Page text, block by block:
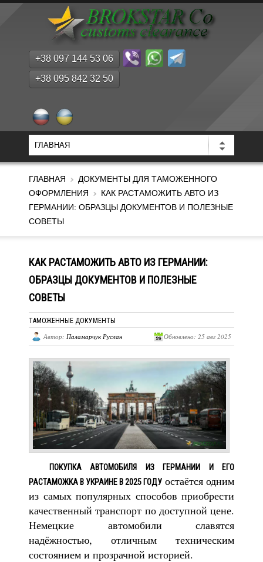
+38 097 144 53 06
+38 095 842 32 50
ГЛАВНАЯ
ДОКУМЕНТЫ ДЛЯ ТАМОЖЕННОГО
ОФОРМЛЕНИЯ
КАК РАСТАМОЖИТЬ АВТО ИЗ
ГЕРМАНИИ: ОБРАЗЦЫ ДОКУМЕНТОВ И ПОЛЕЗНЫЕ
СОВЕТЫ
КАК РАСТАМОЖИТЬ АВТО ИЗ ГЕРМАНИИ:
ОБРАЗЦЫ ДОКУМЕНТОВ И ПОЛЕЗНЫЕ
СОВЕТЫ
ТАМОЖЕННЫЕ ДОКУМЕНТЫ
Автор: Паламарчук Руслан Обновлено: 25 авг 2025
ПОКУПКА АВТОМОБИЛЯ ИЗ ГЕРМАНИИ И ЕГО
РАСТАМОЖКА В УКРАИНЕ В 2025 ГОДУ остаётся одним
из самых популярных способов приобрести
качественный транспорт по доступной цене.
Немецкие автомобили славятся
надёжностью, отличным техническим
состоянием и прозрачной историей.